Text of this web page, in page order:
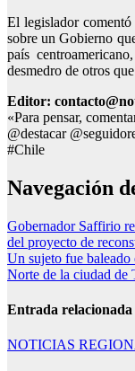
El legislador comentó
sobre un Gobierno
país
desmedro de otros
Editor:
«Para pensar,
@destacar
#Chile
Navegación
Gobernador Saffirio
del proyecto de
Un sujeto fue
Norte de la ciudad de
Entrada relacionada
NOTICIAS